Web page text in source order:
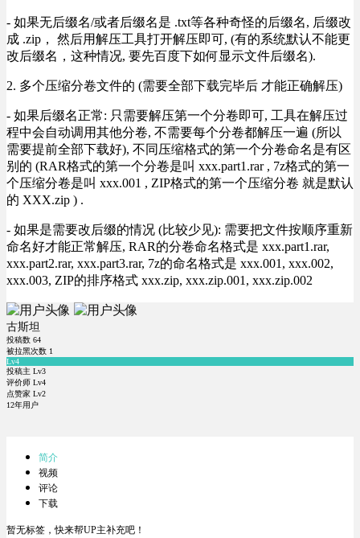
- 如果无后缀名/或者后缀名是 .txt等各种奇怪的后缀名, 后缀改
成 .zip， 然后用解压工具打开解压即可, (有的系统默认不能更
改后缀名，这种情况, 要先百度下如何显示文件后缀名).
2. 多个压缩分卷文件的 (需要全部下载完毕后 才能正确解压)
- 如果后缀名正常: 只需要解压第一个分卷即可, 工具在解压过
程中会自动调用其他分卷, 不需要每个分卷都解压一遍 (所以
需要提前全部下载好), 不同压缩格式的第一个分卷命名是有区
别的 (RAR格式的第一个分卷是叫 xxx.part1.rar , 7z格式的第一
个压缩分卷是叫 xxx.001 , ZIP格式的第一个压缩分卷 就是默认
的 XXX.zip ) .
- 如果是需要改后缀的情况 (比较少见): 需要把文件按顺序重新
命名好才能正常解压, RAR的分卷命名格式是 xxx.part1.rar,
xxx.part2.rar, xxx.part3.rar, 7z的命名格式是 xxx.001, xxx.002,
xxx.003, ZIP的排序格式 xxx.zip, xxx.zip.001, xxx.zip.002
古斯坦
投稿数 64
被拉黑次数 1
Lv4
投稿主 Lv3
评价师 Lv4
点赞家 Lv2
12年用户
简介
视频
评论
下载
暂无标签，快来帮UP主补充吧！